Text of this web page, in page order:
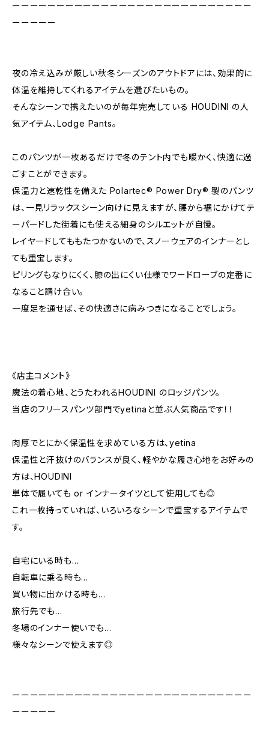
ーーーーーーーーーーーーーーーーーーーーーーーーーーー
ーーーーー
夜の冷え込みが厳しい秋冬シーズンのアウトドアには、効果的に
体温を維持してくれるアイテムを選びたいもの。
そんなシーンで携えたいのが毎年完売している HOUDINI の人
気アイテム、Lodge Pants。
このパンツが一枚あるだけで冬のテント内でも暖かく、快適に過
ごすことができます。
保温力と速乾性を備えた Polartec® Power Dry® 製のパンツ
は、一見リラックスシーン向けに見えますが、腰から裾にかけてテ
ーパードした街着にも使える細身のシルエットが自慢。
レイヤードしてももたつかないので、スノーウェアのインナーとし
ても重宝します。
ピリングもなりにくく、膝の出にくい仕様でワードローブの定番に
なること請け合い。
一度足を通せば、その快適さに病みつきになることでしょう。
《店主コメント》
魔法の着心地、とうたわれるHOUDINI のロッジパンツ。
当店のフリースパンツ部門でyetinaと並ぶ人気商品です！！
肉厚でとにかく保温性を求めている方は、yetina
保温性と汗抜けのバランスが良く、軽やかな履き心地をお好みの
方は、HOUDINI
単体で履いても or インナータイツとして使用しても◎
これ一枚持っていれば、いろいろなシーンで重宝するアイテムで
す。
自宅にいる時も…
自転車に乗る時も…
買い物に出かける時も…
旅行先でも…
冬場のインナー使いでも…
様々なシーンで使えます◎
ーーーーーーーーーーーーーーーーーーーーーーーーーーー
ーーーーー